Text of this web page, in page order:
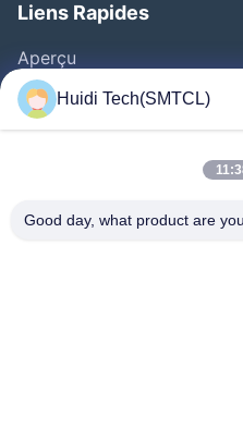
Liens Rapides
Aperçu
Produits
Vidéos
Visite D'usine
Huidi Tech(SMTCL)
Good day, what product are